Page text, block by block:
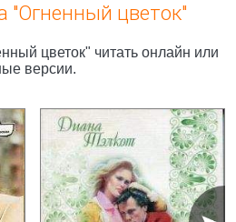
"Огненный цветок"
цветок" читать онлайн или
версии.